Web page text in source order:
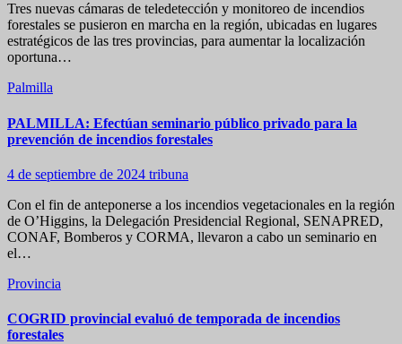
Tres nuevas cámaras de teledetección y monitoreo de incendios
forestales se pusieron en marcha en la región, ubicadas en lugares
estratégicos de las tres provincias, para aumentar la localización
oportuna…
Palmilla
PALMILLA: Efectúan seminario público privado para la
prevención de incendios forestales
4 de septiembre de 2024 tribuna
Con el fin de anteponerse a los incendios vegetacionales en la región
de O’Higgins, la Delegación Presidencial Regional, SENAPRED,
CONAF, Bomberos y CORMA, llevaron a cabo un seminario en
el…
Provincia
COGRID provincial evaluó de temporada de incendios
forestales